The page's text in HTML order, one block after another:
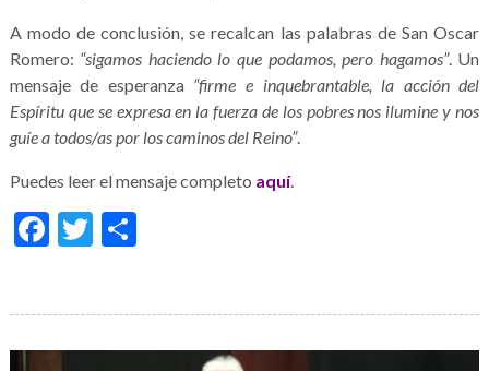
A modo de conclusión, se recalcan las palabras de San Oscar
Romero: “sigamos haciendo lo que podamos, pero hagamos”. Un
mensaje de esperanza “firme e inquebrantable, la acción del
Espíritu que se expresa en la fuerza de los pobres nos ilumine y nos
guíe a todos/as por los caminos del Reino”.
Puedes leer el mensaje completo aquí.
Facebook
Twitter
Share
de